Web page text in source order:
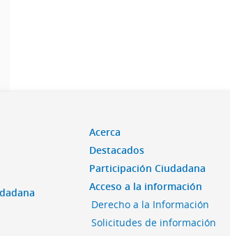
Acerca
Destacados
Participación Ciudadana
Acceso a la información
Derecho a la Información
Solicitudes de información